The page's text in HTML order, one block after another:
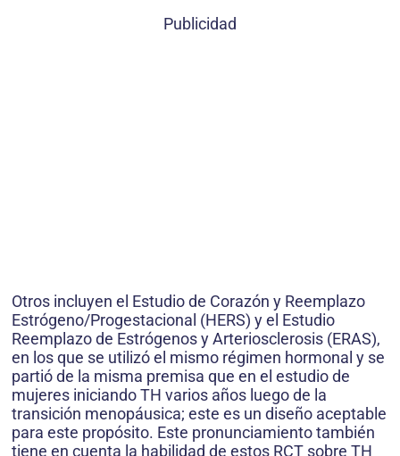
Publicidad
Otros incluyen el Estudio de Corazón y Reemplazo
Estrógeno/Progestacional (HERS) y el Estudio
Reemplazo de Estrógenos y Arteriosclerosis (ERAS),
en los que se utilizó el mismo régimen hormonal y se
partió de la misma premisa que en el estudio de
mujeres iniciando TH varios años luego de la
transición menopáusica; este es un diseño aceptable
para este propósito. Este pronunciamiento también
tiene en cuenta la habilidad de estos RCT sobre TH